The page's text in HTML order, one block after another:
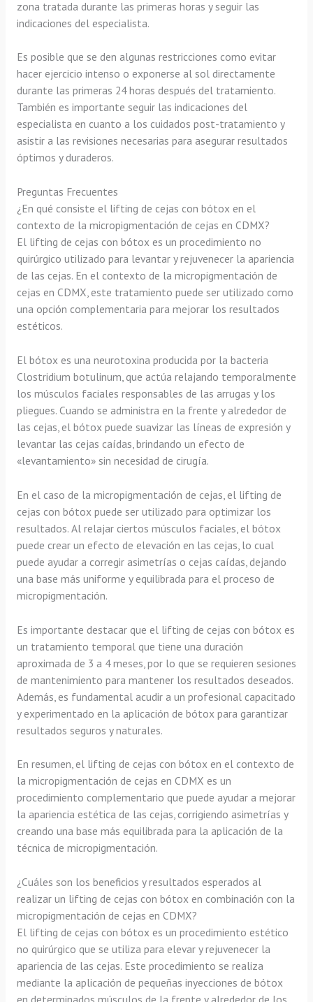
zona tratada durante las primeras horas y seguir las
indicaciones del especialista.
Es posible que se den algunas restricciones como evitar
hacer ejercicio intenso o exponerse al sol directamente
durante las primeras 24 horas después del tratamiento.
También es importante seguir las indicaciones del
especialista en cuanto a los cuidados post-tratamiento y
asistir a las revisiones necesarias para asegurar resultados
óptimos y duraderos.
Preguntas Frecuentes
¿En qué consiste el lifting de cejas con bótox en el
contexto de la micropigmentación de cejas en CDMX?
El lifting de cejas con bótox es un procedimiento no
quirúrgico utilizado para levantar y rejuvenecer la apariencia
de las cejas. En el contexto de la micropigmentación de
cejas en CDMX, este tratamiento puede ser utilizado como
una opción complementaria para mejorar los resultados
estéticos.
El bótox es una neurotoxina producida por la bacteria
Clostridium botulinum, que actúa relajando temporalmente
los músculos faciales responsables de las arrugas y los
pliegues. Cuando se administra en la frente y alrededor de
las cejas, el bótox puede suavizar las líneas de expresión y
levantar las cejas caídas, brindando un efecto de
«levantamiento» sin necesidad de cirugía.
En el caso de la micropigmentación de cejas, el lifting de
cejas con bótox puede ser utilizado para optimizar los
resultados. Al relajar ciertos músculos faciales, el bótox
puede crear un efecto de elevación en las cejas, lo cual
puede ayudar a corregir asimetrías o cejas caídas, dejando
una base más uniforme y equilibrada para el proceso de
micropigmentación.
Es importante destacar que el lifting de cejas con bótox es
un tratamiento temporal que tiene una duración
aproximada de 3 a 4 meses, por lo que se requieren sesiones
de mantenimiento para mantener los resultados deseados.
Además, es fundamental acudir a un profesional capacitado
y experimentado en la aplicación de bótox para garantizar
resultados seguros y naturales.
En resumen, el lifting de cejas con bótox en el contexto de
la micropigmentación de cejas en CDMX es un
procedimiento complementario que puede ayudar a mejorar
la apariencia estética de las cejas, corrigiendo asimetrías y
creando una base más equilibrada para la aplicación de la
técnica de micropigmentación.
¿Cuáles son los beneficios y resultados esperados al
realizar un lifting de cejas con bótox en combinación con la
micropigmentación de cejas en CDMX?
El lifting de cejas con bótox es un procedimiento estético
no quirúrgico que se utiliza para elevar y rejuvenecer la
apariencia de las cejas. Este procedimiento se realiza
mediante la aplicación de pequeñas inyecciones de bótox